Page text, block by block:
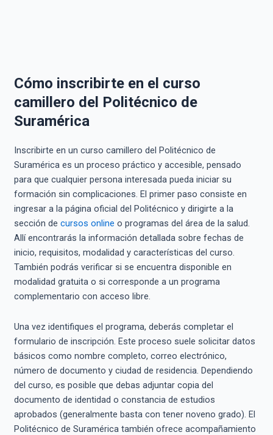
Cómo inscribirte en el curso
camillero del Politécnico de
Suramérica
Inscribirte en un curso camillero del Politécnico de
Suramérica es un proceso práctico y accesible, pensado
para que cualquier persona interesada pueda iniciar su
formación sin complicaciones. El primer paso consiste en
ingresar a la página oficial del Politécnico y dirigirte a la
sección de cursos online o programas del área de la salud.
Allí encontrarás la información detallada sobre fechas de
inicio, requisitos, modalidad y características del curso.
También podrás verificar si se encuentra disponible en
modalidad gratuita o si corresponde a un programa
complementario con acceso libre.
Una vez identifiques el programa, deberás completar el
formulario de inscripción. Este proceso suele solicitar datos
básicos como nombre completo, correo electrónico,
número de documento y ciudad de residencia. Dependiendo
del curso, es posible que debas adjuntar copia del
documento de identidad o constancia de estudios
aprobados (generalmente basta con tener noveno grado). El
Politécnico de Suramérica también ofrece acompañamiento